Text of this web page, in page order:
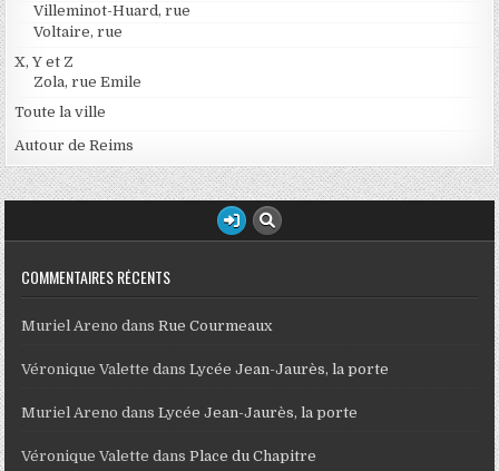
Villeminot-Huard, rue
Voltaire, rue
X, Y et Z
Zola, rue Emile
Toute la ville
Autour de Reims
COMMENTAIRES RÉCENTS
Muriel Areno dansRue Courmeaux
Véronique Valette dansLycée Jean-Jaurès, la porte
Muriel Areno dansLycée Jean-Jaurès, la porte
Véronique Valette dansPlace du Chapitre